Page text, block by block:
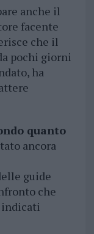
anche il
facente
che il
pochi giorni
ha
quanto
ancora
guide
che
indicati